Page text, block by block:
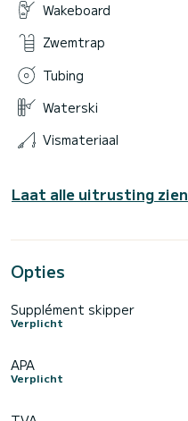
Wakeboard
Zwemtrap
Tubing
Waterski
Vismateriaal
Laat alle uitrusting zien
Opties
Supplément skipper
Verplicht
APA
Verplicht